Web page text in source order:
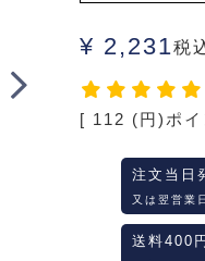
¥ 2,231税
[ 112 (円)ポ
注文当日
又は翌営業
送料400